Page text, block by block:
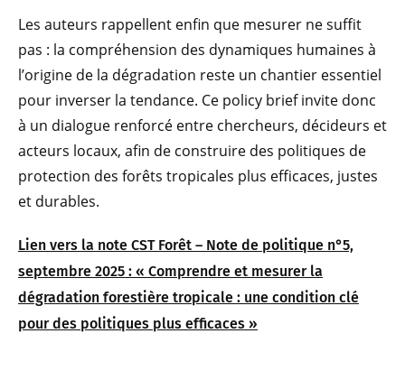
Les auteurs rappellent enfin que mesurer ne suffit
pas : la compréhension des dynamiques humaines à
l’origine de la dégradation reste un chantier essentiel
pour inverser la tendance. Ce policy brief invite donc
à un dialogue renforcé entre chercheurs, décideurs et
acteurs locaux, afin de construire des politiques de
protection des forêts tropicales plus efficaces, justes
et durables.
Lien vers la note CST Forêt – Note de politique n°5,
septembre 2025 : « Comprendre et mesurer la
dégradation forestière tropicale : une condition clé
pour des politiques plus efficaces »